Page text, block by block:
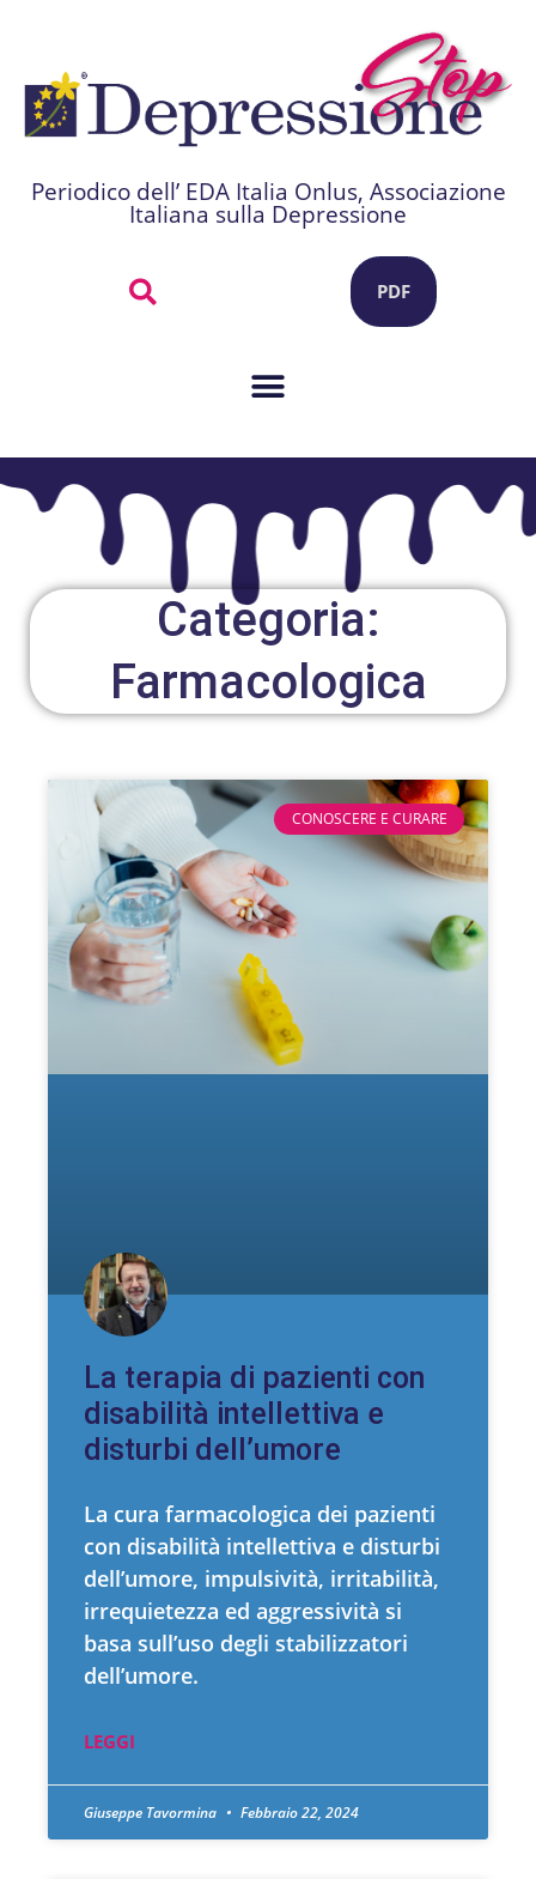
Periodico dell’ EDA Italia Onlus, Associazione
Italiana sulla Depressione
PDF
Categoria:
Farmacologica
CONOSCERE E CURARE
La terapia di pazienti con
disabilità intellettiva e
disturbi dell’umore
La cura farmacologica dei pazienti
con disabilità intellettiva e disturbi
dell’umore, impulsività, irritabilità,
irrequietezza ed aggressività si
basa sull’uso degli stabilizzatori
dell’umore.
LEGGI
Giuseppe Tavormina Febbraio 22, 2024